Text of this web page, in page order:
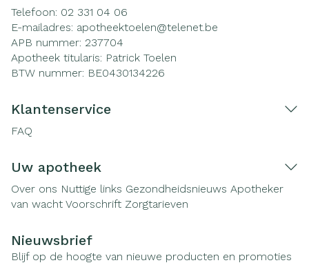
Telefoon: 02 331 04 06
E-mailadres: apotheektoelen@telenet.be
APB nummer: 237704
Apotheek titularis: Patrick Toelen
BTW nummer: BE0430134226
Klantenservice
FAQ
Uw apotheek
Over ons Nuttige links Gezondheidsnieuws Apotheker
van wacht Voorschrift Zorgtarieven
Nieuwsbrief
Blijf op de hoogte van nieuwe producten en promoties